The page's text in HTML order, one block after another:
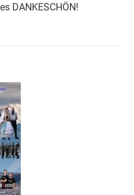
DANKESCHÖN!